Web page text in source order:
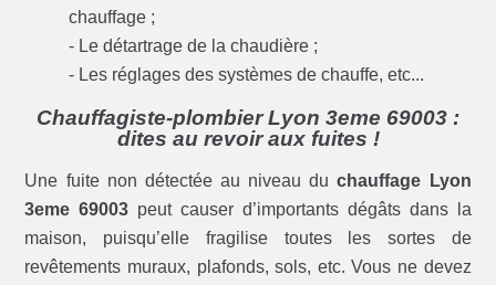
chauffage ;
- Le détartrage de la chaudière ;
- Les réglages des systèmes de chauffe, etc...
Chauffagiste-plombier Lyon 3eme 69003 :
dites au revoir aux fuites !
Une fuite non détectée au niveau duchauffage Lyon
3eme 69003 peut causer d’importants dégâts dans la
maison, puisqu’elle fragilise toutes les sortes de
revêtements muraux, plafonds, sols, etc. Vous ne devez